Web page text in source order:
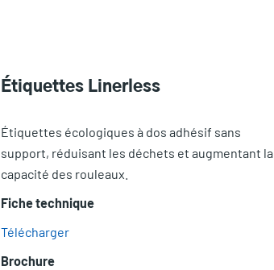
Étiquettes Linerless
Étiquettes écologiques à dos adhésif sans
support, réduisant les déchets et augmentant la
capacité des rouleaux.
Fiche technique
Télécharger
Brochure